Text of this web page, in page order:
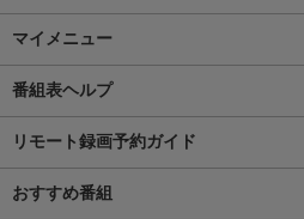
マイメニュー
番組表ヘルプ
リモート録画予約ガイド
おすすめ番組